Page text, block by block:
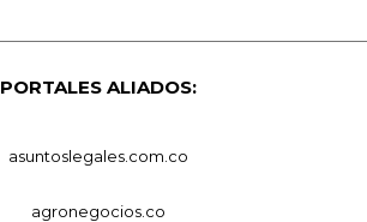
PORTALES ALIADOS:
asuntoslegales.com.co
agronegocios.co